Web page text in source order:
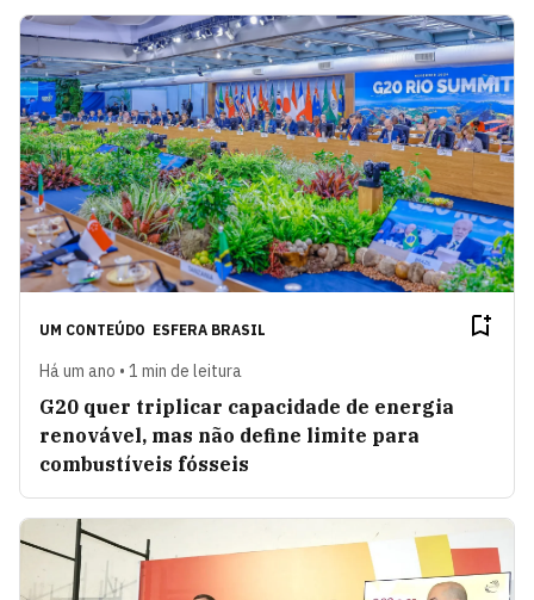
UM CONTEÚDO ESFERA BRASIL
Há um ano • 1 min de leitura
G20 quer triplicar capacidade de energia
renovável, mas não define limite para
combustíveis fósseis